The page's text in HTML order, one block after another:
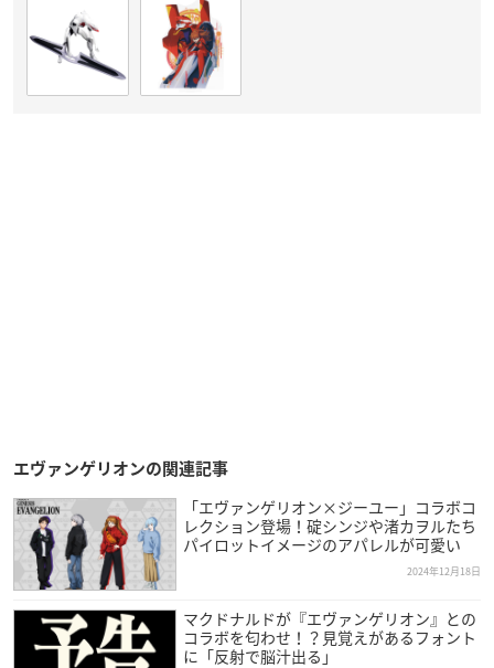
エヴァンゲリオンの関連記事
「エヴァンゲリオン×ジーユー」コラボコ
レクション登場！碇シンジや渚カヲルたち
パイロットイメージのアパレルが可愛い
2024年12月18日
マクドナルドが『エヴァンゲリオン』との
コラボを匂わせ！？見覚えがあるフォント
に「反射で脳汁出る」